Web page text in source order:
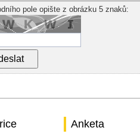
pole opište z obrázku 5 znaků:
Anketa